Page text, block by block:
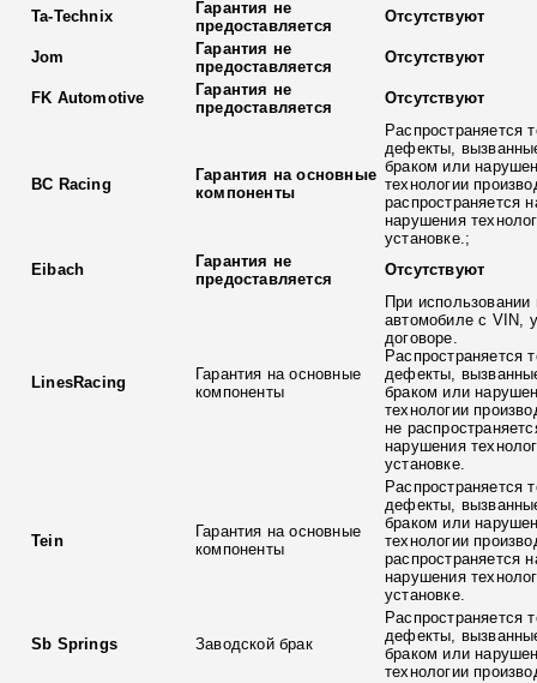
Ta-Technix
Гарантия не
предоставляется
Отсутствуют
Jom
Гарантия не
предоставляется
Отсутствуют
FK Automotive
Гарантия не
предоставляется
Отсутствуют
BC Racing
Гарантия на основные
компоненты
Распространяется
дефекты,
браком или
технологии
распространяется
нарушения
установке.;
Eibach
Гарантия не
предоставляется
Отсутствуют
LinesRacing
Гарантия на основные
компоненты
При использовании
автомобиле с VIN,
договоре.
Распространяется
дефекты,
браком или
технологии
не
нарушения
установке.
Tein
Гарантия на основные
компоненты
Распространяется
дефекты,
браком или
технологии
распространяется
нарушения
установке.
Sb Springs Заводской брак
Распространяется
дефекты,
браком или
технологии